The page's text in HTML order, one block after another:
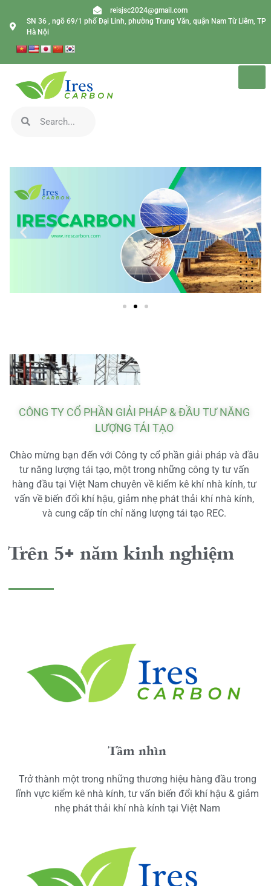
reisjsc2024@gmail.com
SN 36 , ngõ 69/1 phố Đại Linh, phường Trung Văn, quận Nam Từ Liêm, TP
Hà Nội
CÔNG TY CỔ PHẦN GIẢI PHÁP & ĐẦU TƯ NĂNG
LƯỢNG TÁI TẠO
Chào mừng bạn đến với Công ty cổ phần giải pháp và đầu
tư năng lượng tái tạo, một trong những công ty tư vấn
hàng đầu tại Việt Nam chuyên về kiểm kê khí nhà kính, tư
vấn về biến đổi khí hậu, giảm nhẹ phát thải khí nhà kính,
và cung cấp tín chỉ năng lượng tái tạo REC.
Trên 5+ năm kinh nghiệm
Tầm nhìn
Trở thành một trong những thương hiệu hàng đầu trong
lĩnh vực kiểm kê nhà kính, tư vấn biến đổi khí hậu & giảm
nhẹ phát thải khí nhà kính tại Việt Nam